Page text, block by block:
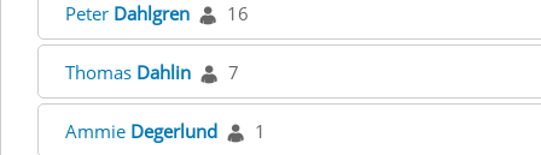
Peter Dahlgren 16
Thomas Dahlin 7
Ammie Degerlund 1